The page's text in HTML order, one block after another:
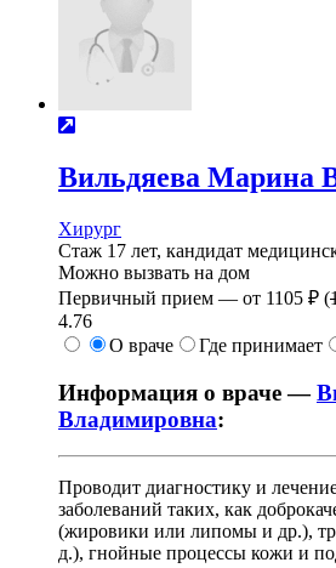
Вильдяева Марина
Хирург
Стаж 17 лет, кандидат
Можно вызвать на дом
Первичный прием — от 1105 ₽ (
4.76
О враче
Где принимает
Информация о враче —
Владимировна:
Проводит диагностику и
заболеваний таких, как
(жировики или липомы и др.),
д.), гнойные процессы кожи и